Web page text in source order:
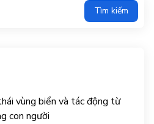
Tìm kiếm
vùng biển và tác động từ
con người